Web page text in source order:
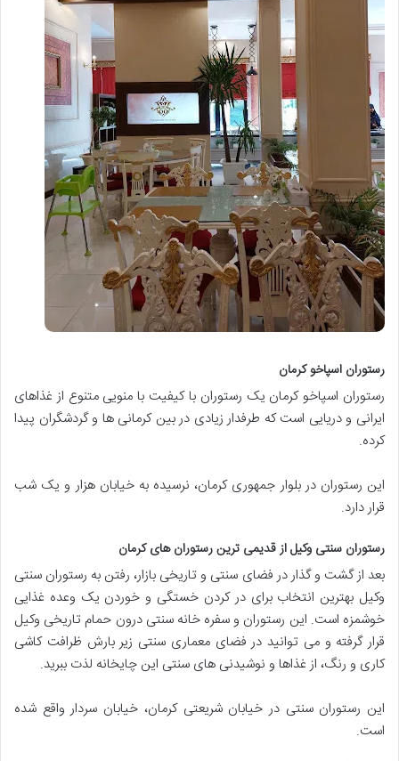
رستوران اسپاخو کرمان
رستوران اسپاخو کرمان یک رستوران با کیفیت با منویی متنوع از غذاهای
ایرانی و دریایی است که طرفدار زیادی در بین کرمانی ها و گردشگران پیدا
کرده.
این رستوران در بلوار جمهوری کرمان، نرسیده به خیابان هزار و یک شب
قرار دارد.
رستوران سنتی وکیل از قدیمی ترین رستوران های کرمان
بعد از گشت و گذار در فضای سنتی و تاریخی بازار، رفتن به رستوران سنتی
وکیل بهترین انتخاب برای در کردن خستگی و خوردن یک وعده غذایی
خوشمزه است. این رستوران و سفره خانه سنتی درون حمام تاریخی وکیل
قرار گرفته و می توانید در فضای معماری سنتی زیر بارش ظرافت کاشی
کاری و رنگ، از غذاها و نوشیدنی های سنتی این چایخانه لذت ببرید.
این رستوران سنتی در خیابان شریعتی کرمان، خیابان سردار واقع شده
است.